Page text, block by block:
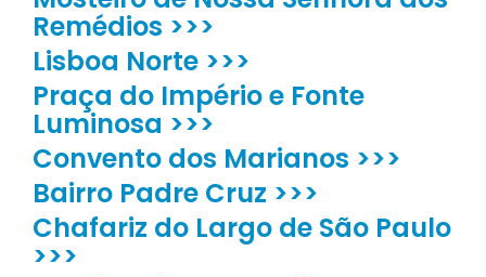
Remédios >>>
Lisboa Norte >>>
Praça do Império e Fonte
Luminosa >>>
Convento dos Marianos >>>
Bairro Padre Cruz >>>
Chafariz do Largo de São Paulo
>>>